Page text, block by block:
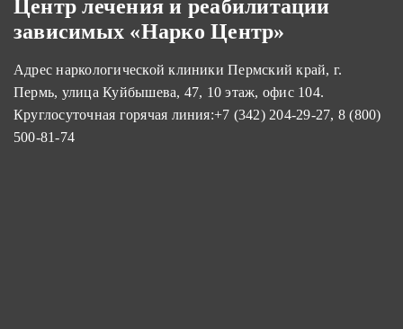
Центр лечения и реабилитации
зависимых «Нарко Центр»
Адрес наркологической клиники Пермский край, г.
Пермь, улица Куйбышева, 47, 10 этаж, офис 104.
Круглосуточная горячая линия:+7 (342) 204-29-27, 8 (800)
500-81-74